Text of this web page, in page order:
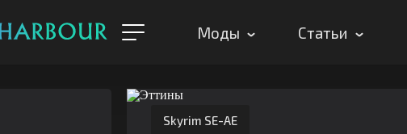
Моды Статьи
Skyrim SE-AE